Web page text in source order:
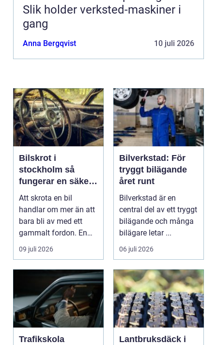
Slik holder verksted-maskiner i
gang
Anna Bergqvist 10 juli 2026
Bilskrot i
stockholm så
fungerar en säker
och miljövänlig
skrotning
Att skrota en bil
handlar om mer än att
bara bli av med ett
gammalt fordon. En
genomtänkt skrotning
09 juli 2026
Bilverkstad: För
tryggt bilägande
året runt
Bilverkstad är en
central del av ett tryggt
bilägande och många
bilägare letar ...
06 juli 2026
Trafikskola
Lantbruksdäck i